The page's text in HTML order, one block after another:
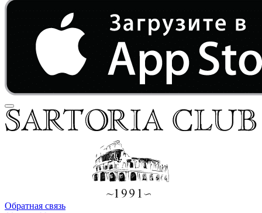
Обратная связь